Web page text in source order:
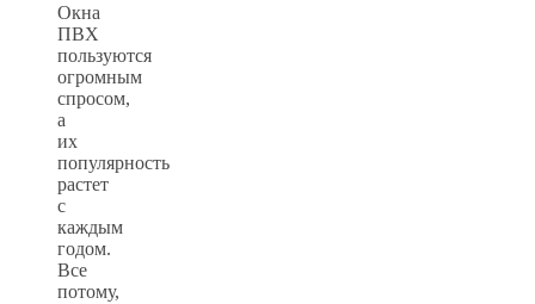
Окна
ПВХ
пользуются
огромным
спросом,
а
их
популярность
растет
с
каждым
годом.
Все
потому,